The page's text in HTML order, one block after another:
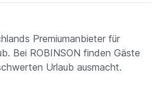
Premiumanbieter für
Bei ROBINSON finden Gäste
Urlaub ausmacht.